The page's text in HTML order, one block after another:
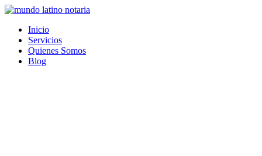
Saltar
contenido
Inicio
Servicios
Quienes Somos
Blog